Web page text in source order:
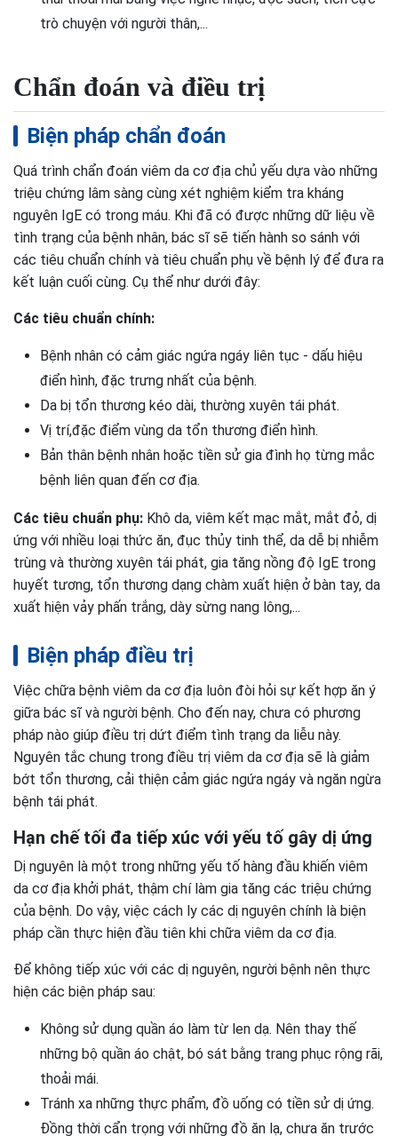
trò chuyện với người thân,...
Chẩn đoán và điều trị
Biện pháp chẩn đoán
Quá trình chẩn đoán viêm da cơ địa chủ yếu dựa vào những
triệu chứng lâm sàng cùng xét nghiệm kiểm tra kháng
nguyên IgE có trong máu. Khi đã có được những dữ liệu về
tình trạng của bệnh nhân, bác sĩ sẽ tiến hành so sánh với
các tiêu chuẩn chính và tiêu chuẩn phụ về bệnh lý để đưa ra
kết luận cuối cùng. Cụ thể như dưới đây:
Các tiêu chuẩn chính:
Bệnh nhân có cảm giác ngứa ngáy liên tục - dấu hiệu
điển hình, đặc trưng nhất của bệnh.
Da bị tổn thương kéo dài, thường xuyên tái phát.
Vị trí,đặc điểm vùng da tổn thương điển hình.
Bản thân bệnh nhân hoặc tiền sử gia đình họ từng mắc
bệnh liên quan đến cơ địa.
Các tiêu chuẩn phụ: Khô da, viêm kết mạc mắt, mắt đỏ, dị
ứng với nhiều loại thức ăn, đục thủy tinh thể, da dễ bị nhiễm
trùng và thường xuyên tái phát, gia tăng nồng độ IgE trong
huyết tương, tổn thương dạng chàm xuất hiện ở bàn tay, da
xuất hiện vảy phấn trắng, dày sừng nang lông,...
Biện pháp điều trị
Việc chữa bệnh viêm da cơ địa luôn đòi hỏi sự kết hợp ăn ý
giữa bác sĩ và người bệnh. Cho đến nay, chưa có phương
pháp nào giúp điều trị dứt điểm tình trạng da liễu này.
Nguyên tắc chung trong điều trị viêm da cơ địa sẽ là giảm
bớt tổn thương, cải thiện cảm giác ngứa ngáy và ngăn ngừa
bệnh tái phát.
Hạn chế tối đa tiếp xúc với yếu tố gây dị ứng
Dị nguyên là một trong những yếu tố hàng đầu khiến viêm
da cơ địa khởi phát, thậm chí làm gia tăng các triệu chứng
của bệnh. Do vậy, việc cách ly các dị nguyên chính là biện
pháp cần thực hiện đầu tiên khi chữa viêm da cơ địa.
Để không tiếp xúc với các dị nguyên, người bệnh nên thực
hiện các biện pháp sau:
Không sử dụng quần áo làm từ len dạ. Nên thay thế
những bộ quần áo chật, bó sát bằng trang phục rộng rãi,
thoải mái.
Tránh xa những thực phẩm, đồ uống có tiền sử dị ứng.
Đồng thời cẩn trọng với những đồ ăn lạ, chưa ăn trước